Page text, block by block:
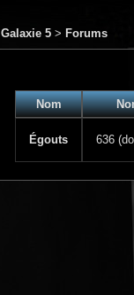
Galaxie 5 > Forums
Nom
Égouts 636